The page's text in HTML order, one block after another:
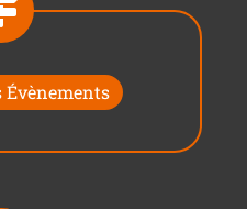
Évènements